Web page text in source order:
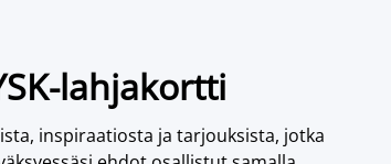
lahjakortti
inspiraatiosta ja tarjouksista, jotka